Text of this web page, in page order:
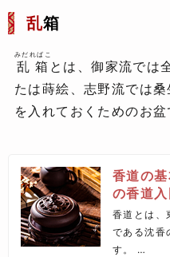
乱箱
乱箱
みだればこ
とは、御家流では
たは蒔絵、志野流では
を入れておくためのお盆
香道の
の香道入
香道とは、
である沈香
す。